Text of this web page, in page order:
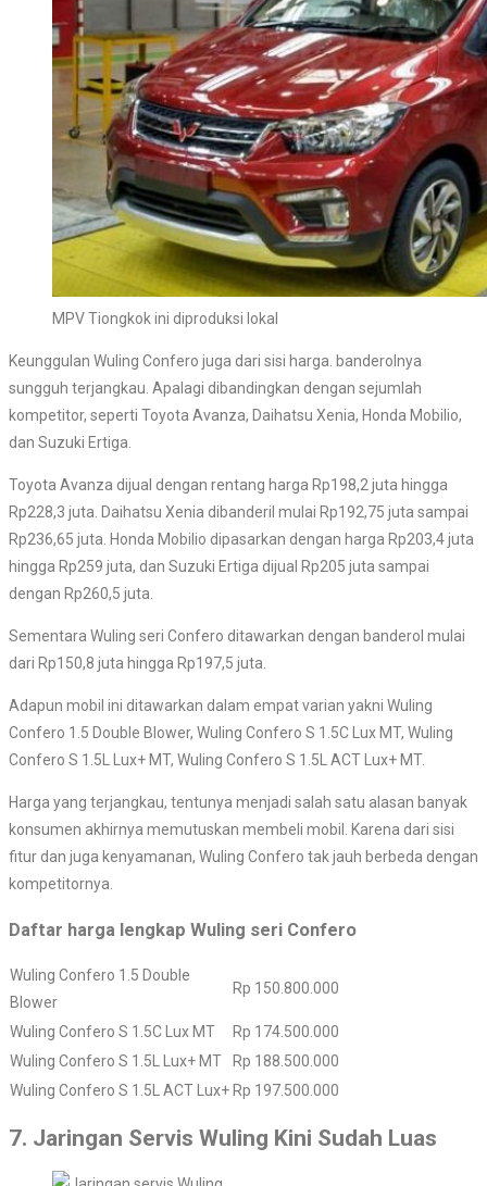
MPV Tiongkok ini diproduksi lokal
Keunggulan Wuling Confero juga dari sisi harga. banderolnya
sungguh terjangkau. Apalagi dibandingkan dengan sejumlah
kompetitor, seperti Toyota Avanza, Daihatsu Xenia, Honda Mobilio,
dan Suzuki Ertiga.
Toyota Avanza dijual dengan rentang harga Rp198,2 juta hingga
Rp228,3 juta. Daihatsu Xenia dibanderil mulai Rp192,75 juta sampai
Rp236,65 juta. Honda Mobilio dipasarkan dengan harga Rp203,4 juta
hingga Rp259 juta, dan Suzuki Ertiga dijual Rp205 juta sampai
dengan Rp260,5 juta.
Sementara Wuling seri Confero ditawarkan dengan banderol mulai
dari Rp150,8 juta hingga Rp197,5 juta.
Adapun mobil ini ditawarkan dalam empat varian yakni Wuling
Confero 1.5 Double Blower, Wuling Confero S 1.5C Lux MT, Wuling
Confero S 1.5L Lux+ MT, Wuling Confero S 1.5L ACT Lux+ MT.
Harga yang terjangkau, tentunya menjadi salah satu alasan banyak
konsumen akhirnya memutuskan membeli mobil. Karena dari sisi
fitur dan juga kenyamanan, Wuling Confero tak jauh berbeda dengan
kompetitornya.
Daftar harga lengkap Wuling seri Confero
Wuling Confero 1.5 Double
Blower
Rp 150.800.000
Wuling Confero S 1.5C Lux MT
Rp 174.500.000
Wuling Confero S 1.5L Lux+ MT
Rp 188.500.000
Wuling Confero S 1.5L ACT Lux+ Rp 197.500.000
7. Jaringan Servis Wuling Kini Sudah Luas